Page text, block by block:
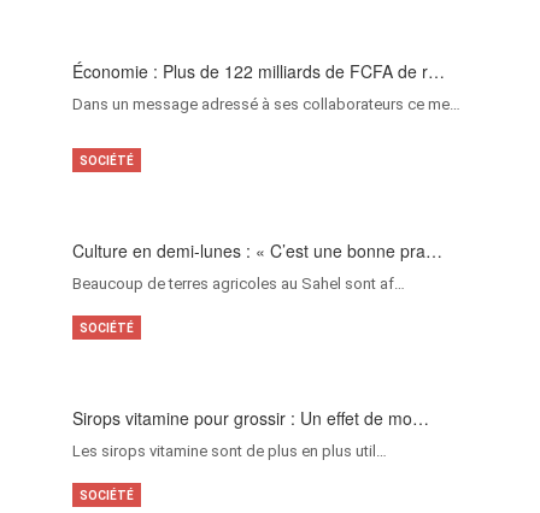
Économie : Plus de 122 milliards de FCFA de r…
Dans un message adressé à ses collaborateurs ce me…
Culture en demi-lunes : « C’est une bonne pra…
Beaucoup de terres agricoles au Sahel sont af…
SOCIÉTÉ
Sirops vitamine pour grossir : Un effet de mo…
Les sirops vitamine sont de plus en plus util…
SOCIÉTÉ
SOCIÉTÉ